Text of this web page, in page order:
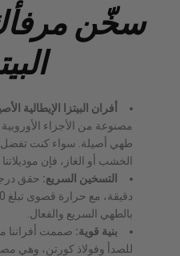
سخّن
أفران البيتزا الإيطالية
مصنوعة من الأجزاء
طهي أصيلة. سواء كنت تفضل
الخشب أو الغاز، فإن
التسخين السريع:
بالطهي السريع والفعال.
بنية قوية: صممت أفراننا
للصدأ وفولاذ كورتن، وهي